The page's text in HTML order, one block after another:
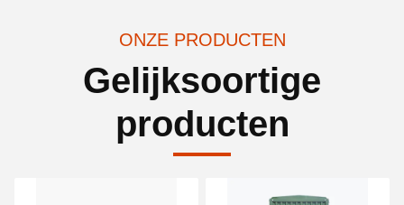
ONZE PRODUCTEN
Gelijksoortige
producten